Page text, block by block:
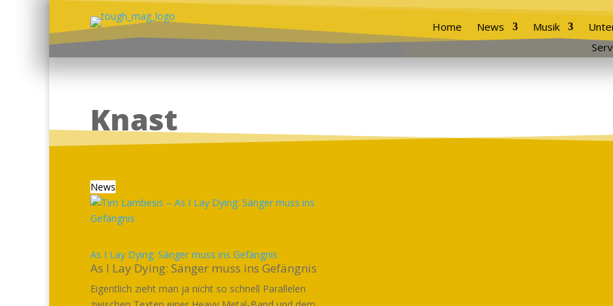
Home News Musik
Knast
News
As I Lay Dying: Sänger muss ins Gefängnis
As I Lay Dying: Sänger muss ins Gefängnis
Eigentlich zieht man ja nicht so schnell Parallelen